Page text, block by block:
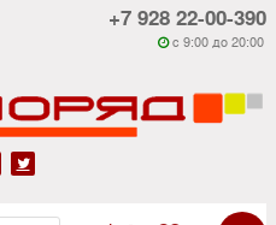
+7 928 22-00-390
 c 9:00 до 20:00
